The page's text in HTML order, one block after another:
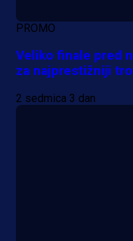
PROMO
Veliko finale pred
za najprestižniji
2 sedmica 3 dan